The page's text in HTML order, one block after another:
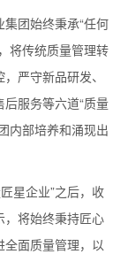
团始终秉承“任何
将传统质量管理转
严守新品研发、
服务等六道“质量
内部培养和涌现出
星企业”之后，收
，将始终秉持匠心
面质量管理，以